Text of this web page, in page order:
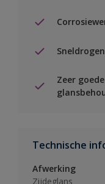
Zeer
Technische
Afwerking
Zijdeglans